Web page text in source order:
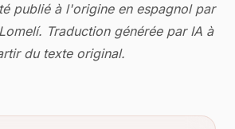
publié à l'origine en espagnol par
Traduction générée par IA à
du texte original.